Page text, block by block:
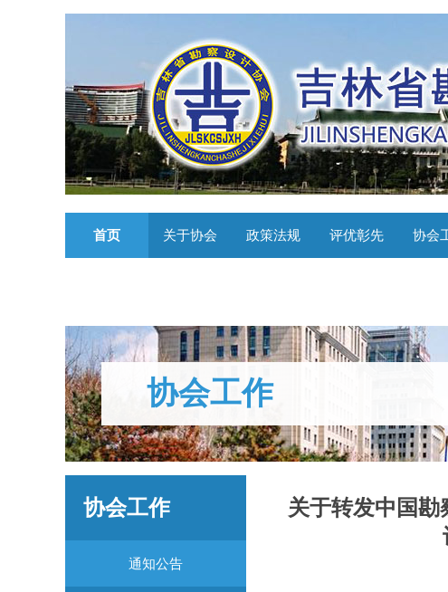
首页 关于协会 政策法规 评优彰先 协会
协会工作
协会工作
通知公告
关于转发中国勘